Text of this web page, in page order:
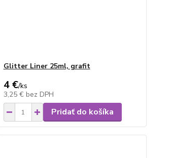
Glitter Liner 25ml, grafit
4 €/ks
3,25 € bez DPH
Pridať do košíka